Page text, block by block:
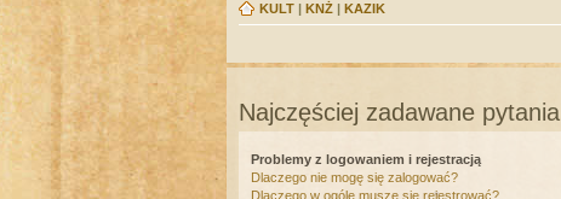
KULT | KNŻ | KAZIK
Najczęściej zadawane pytania
Problemy z logowaniem i rejestracją
Dlaczego nie mogę się zalogować?
Dlaczego w ogóle muszę się rejestrować?